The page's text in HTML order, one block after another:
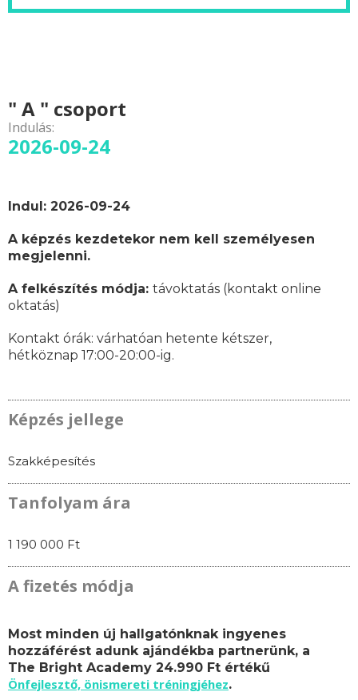
" A " csoport
Indulás:
2026-09-24
Indul: 2026-09-24
A képzés kezdetekor nem kell személyesen
megjelenni.
A felkészítés módja: távoktatás (kontakt online
oktatás)
Kontakt órák: várhatóan hetente kétszer,
hétköznap 17:00-20:00-ig.
Képzés jellege
Szakképesítés
Tanfolyam ára
1 190 000 Ft
A fizetés módja
Most minden új hallgatónknak ingyenes
hozzáférést adunk ajándékba partnerünk, a
The Bright Academy 24.990 Ft értékű
Önfejlesztő, önismereti tréningjéhez.